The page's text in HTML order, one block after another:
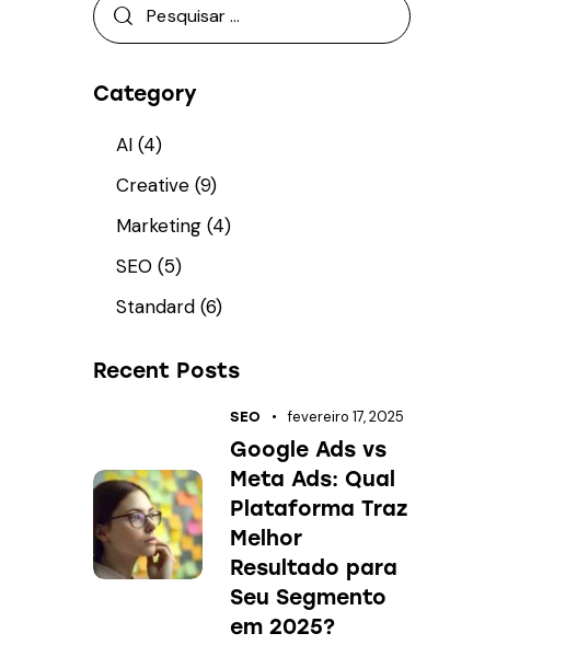
Category
AI(4)
Creative(9)
Marketing(4)
SEO (5)
Standard(6)
Recent Posts
SEO fevereiro 17, 2025
Google Ads vs
Meta Ads: Qual
Plataforma Traz
Melhor
Resultado para
Seu Segmento
em 2025?